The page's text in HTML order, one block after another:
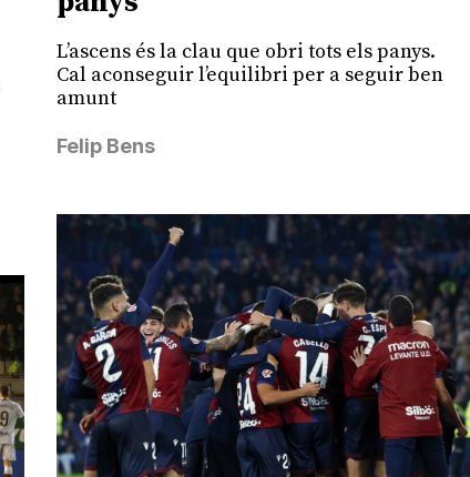
L’ascens és la clau que obri tots els panys.
Cal aconseguir l’equilibri per a seguir ben
amunt
Felip Bens